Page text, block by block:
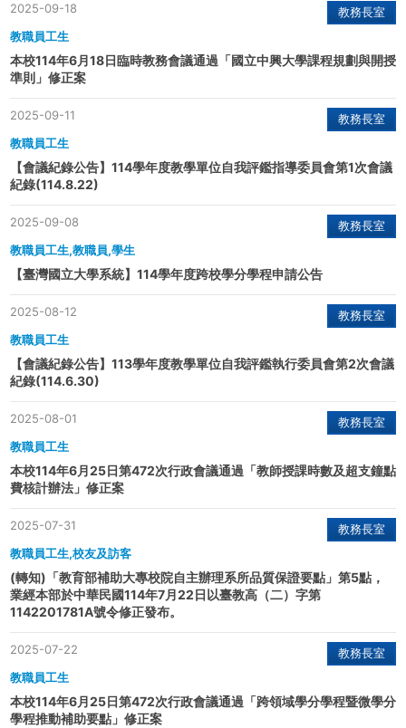
教務長室
教職員工生
2025-09-18
本校114年6月18日臨時教務會議通過「國立中興大學課程規劃與開授
準則」修正案
教務長室
教職員工生
2025-09-11
【會議紀錄公告】114學年度教學單位自我評鑑指導委員會第1次會議
紀錄(114.8.22)
教務長室
教職員工生,教職員,學生
2025-09-08
【臺灣國立大學系統】114學年度跨校學分學程申請公告
教務長室
教職員工生
2025-08-12
【會議紀錄公告】113學年度教學單位自我評鑑執行委員會第2次會議
紀錄(114.6.30)
教務長室
教職員工生
2025-08-01
本校114年6月25日第472次行政會議通過「教師授課時數及超支鐘點
費核計辦法」修正案
教務長室
教職員工生,校友及訪客
2025-07-31
(轉知)「教育部補助大專校院自主辦理系所品質保證要點」第5點，
業經本部於中華民國114年7月22日以臺教高（二）字第
1142201781A號令修正發布。
教務長室
教職員工生
2025-07-22
本校114年6月25日第472次行政會議通過「跨領域學分學程暨微學分
學程推動補助要點」修正案